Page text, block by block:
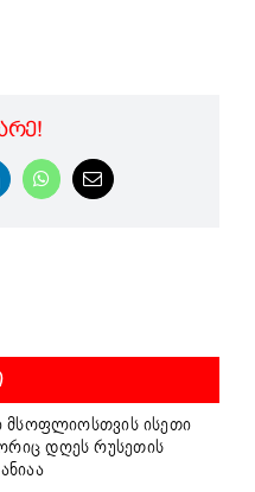
WhatsApp
Email
მსოფლიოსთვის ისეთი
დღეს რუსეთის